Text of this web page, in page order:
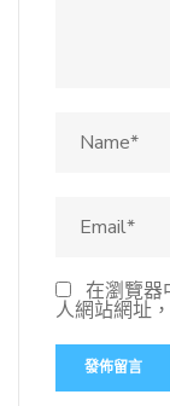
在瀏覽器
人網站網址